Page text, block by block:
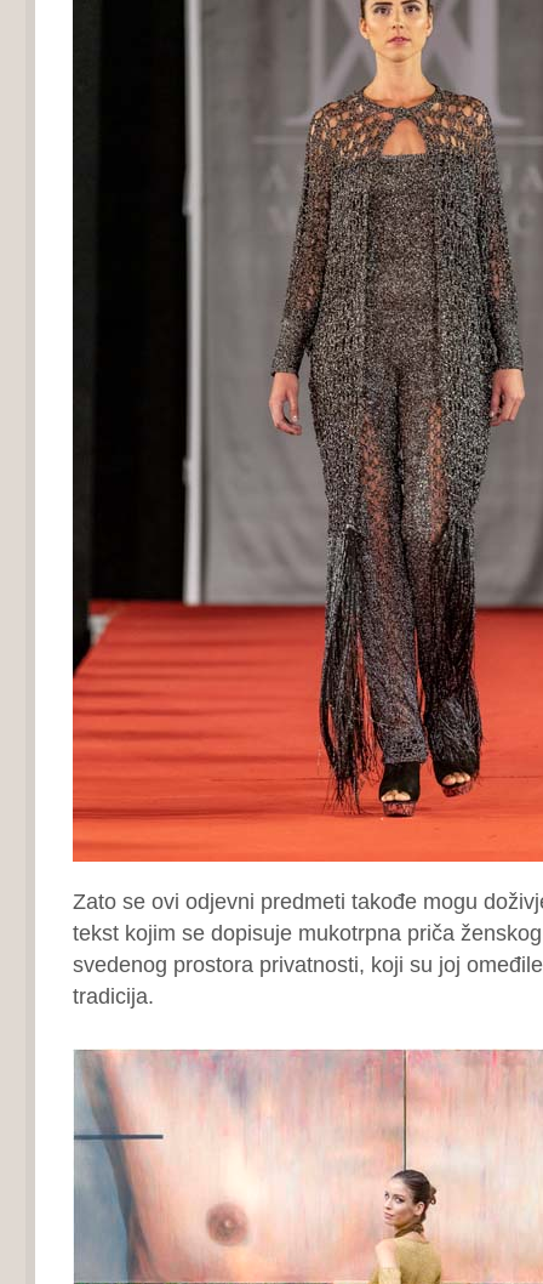
Zato se ovi odjevni predmeti takođe mogu
tekst kojim se dopisuje mukotrpna priča
svedenog prostora privatnosti, koji su joj
tradicija.